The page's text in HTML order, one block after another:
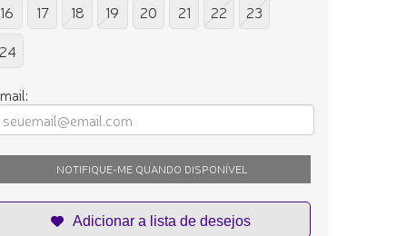
16
17 18 19 20 21 22
23
24
NOTIFIQUE-ME QUANDO DISPONÍVEL